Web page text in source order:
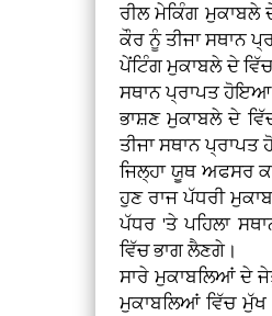
ਰੀਲ ਮੇਕਿੰਗ ਮੁਕਾਬਲੇ
ਕੌਰ ਨੂੰ ਤੀਜਾ ਸਥਾਨ
ਪੇਂਟਿੰਗ ਮੁਕਾਬਲੇ ਦੇ
ਸਥਾਨ ਪ੍ਰਾਪਤ
ਭਾਸ਼ਣ ਮੁਕਾਬਲੇ ਦੇ
ਤੀਜਾ ਸਥਾਨ
ਜਿਲ੍ਹਾ ਯੂਥ ਅਫਸਰ
ਹੁਣ ਰਾਜ ਪੱਧਰੀ
ਪੱਧਰ 'ਤੇ ਪਹਿਲਾ
ਵਿੱਚ ਭਾਗ ਲੈਣਗੇ।
ਸਾਰੇ ਮੁਕਾਬਲਿਆਂ ਦੇ
ਮੁਕਾਬਲਿਆਂ ਵਿੱਚ ਮੁੱਖ